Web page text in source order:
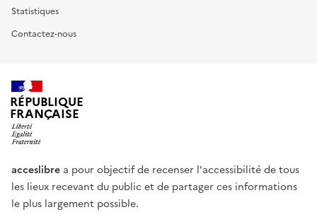
Statistiques
Contactez-nous
RÉPUBLIQUE
FRANÇAISE
acceslibre a pour objectif de recenser l'accessibilité de tous
les lieux recevant du public et de partager ces informations
le plus largement possible.